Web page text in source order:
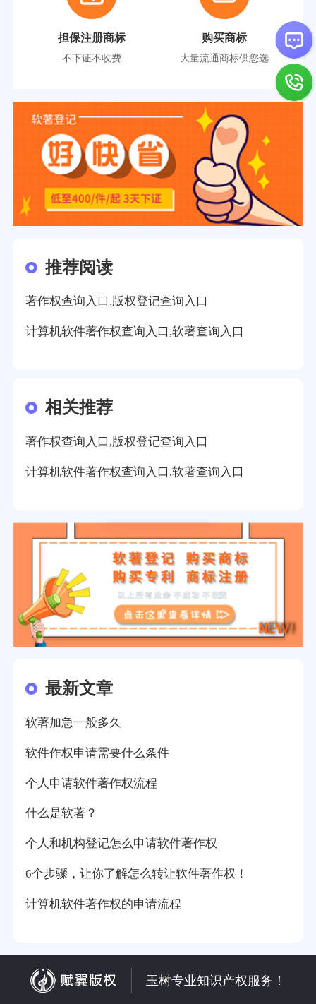
担保注册商标
不下证不收费
购买商标
大量流通商标供您选
推荐阅读
著作权查询入口,版权登记查询入口
计算机软件著作权查询入口,软著查询入口
相关推荐
著作权查询入口,版权登记查询入口
计算机软件著作权查询入口,软著查询入口
最新文章
软著加急一般多久
软件作权申请需要什么条件
个人申请软件著作权流程
什么是软著？
个人和机构登记怎么申请软件著作权
6个步骤，让你了解怎么转让软件著作权！
计算机软件著作权的申请流程
玉树专业知识产权服务！